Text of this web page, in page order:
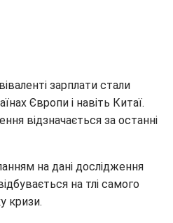
зарплати стали
Європи і навіть Китаї.
відзначається за останні
на дані дослідження
на тлі самого
кризи.